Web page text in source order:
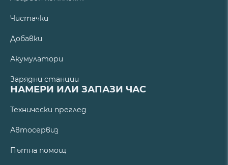
Чистачки
Добавки
Акумулатори
Зарядни станции
НАМЕРИ ИЛИ ЗАПАЗИ ЧАС
Технически преглед
Автосервиз
Пътна помощ